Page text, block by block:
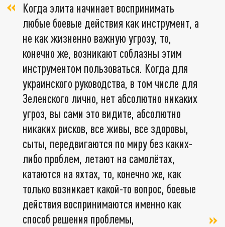
Когда элита начинает воспринимать
любые боевые действия как инструмент, а
не как жизненно важную угрозу, то,
конечно же, возникают соблазны этим
инструментом пользоваться. Когда для
украинского руководства, в том числе для
Зеленского лично, нет абсолютно никаких
угроз, вы сами это видите, абсолютно
никаких рисков, все живы, все здоровы,
сыты, передвигаются по миру без каких-
либо проблем, летают на самолётах,
катаются на яхтах, то, конечно же, как
только возникает какой-то вопрос, боевые
действия воспринимаются именно как
способ решения проблемы,